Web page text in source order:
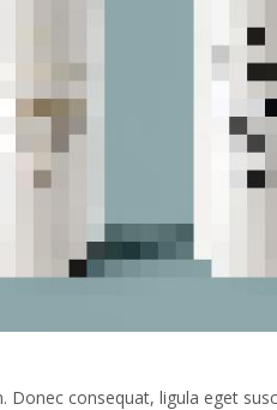
Donec consequat, ligula eget